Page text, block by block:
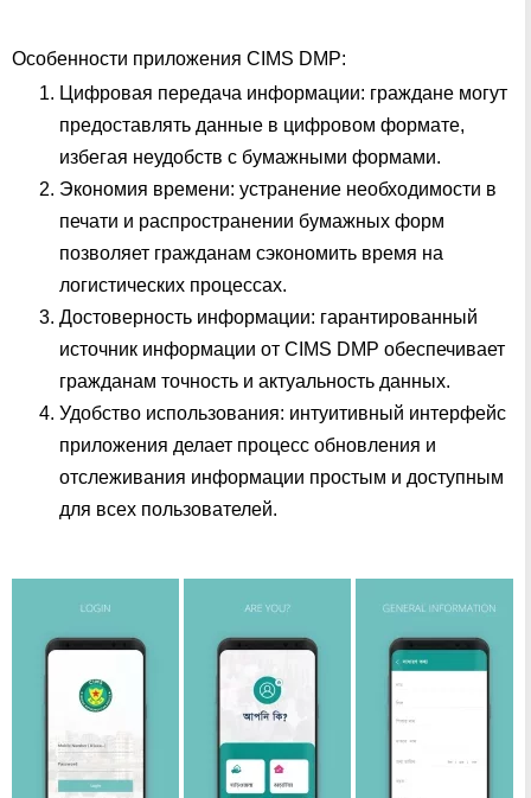
Особенности приложения CIMS DMP:
Цифровая передача информации: граждане могут
предоставлять данные в цифровом формате,
избегая неудобств с бумажными формами.
Экономия времени: устранение необходимости в
печати и распространении бумажных форм
позволяет гражданам сэкономить время на
логистических процессах.
Достоверность информации: гарантированный
источник информации от CIMS DMP обеспечивает
гражданам точность и актуальность данных.
Удобство использования: интуитивный интерфейс
приложения делает процесс обновления и
отслеживания информации простым и доступным
для всех пользователей.